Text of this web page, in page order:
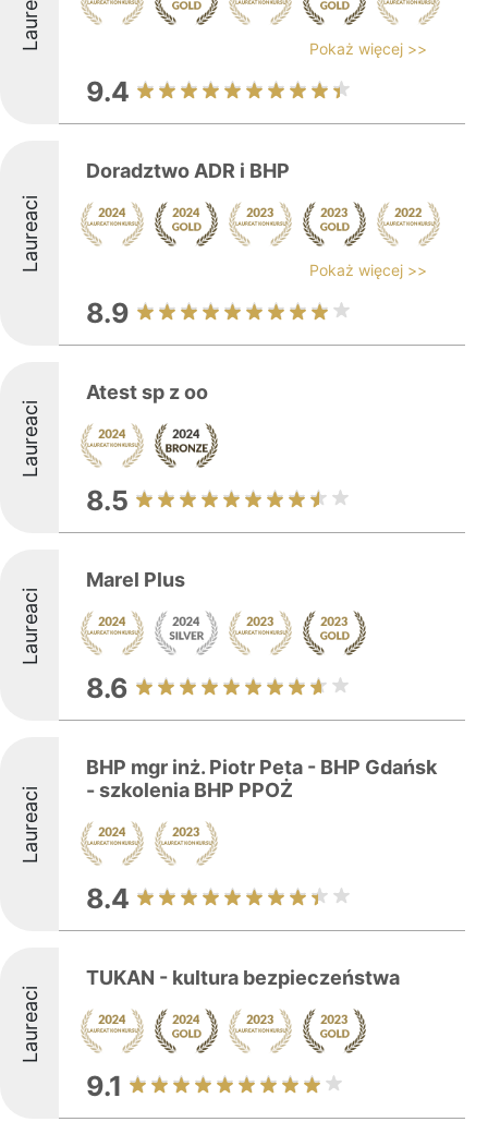
Pokaż więcej >>
9.4
Laureaci
Doradztwo ADR i BHP
Pokaż więcej >>
8.9
Laureaci
Atest sp z oo
8.5
Laureaci
Marel Plus
8.6
Laureaci
BHP mgr inż. Piotr Peta - BHP Gdańsk
- szkolenia BHP PPOŻ
8.4
Laureaci
TUKAN - kultura bezpieczeństwa
9.1